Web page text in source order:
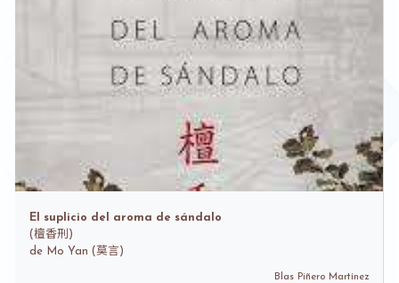
El suplicio del aroma de sándalo
(檀香刑)
de Mo Yan (莫言)
Blas Piñero Martínez